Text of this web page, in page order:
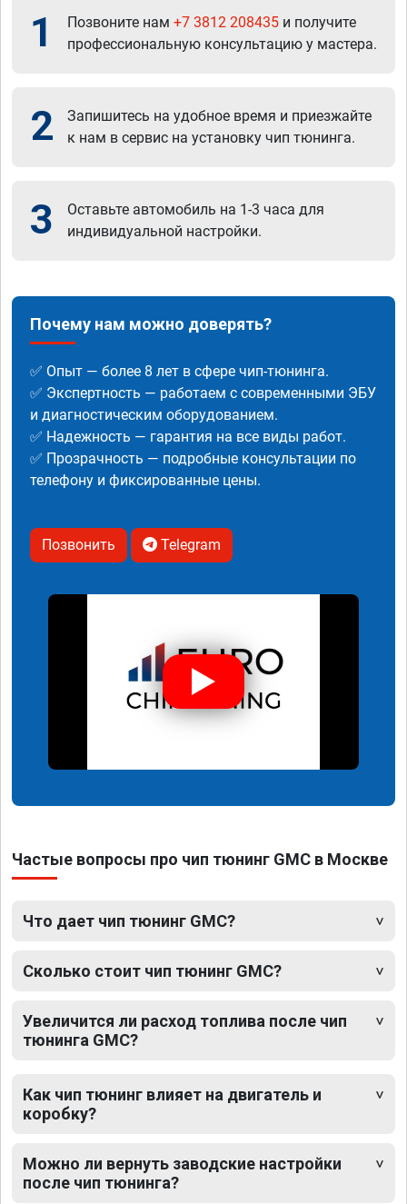
1 Позвоните нам +7 3812 208435 и получите
профессиональную консультацию у мастера.
2
Запишитесь на удобное время и приезжайте
к нам в сервис на установку чип тюнинга.
3
Оставьте автомобиль на 1-3 часа для
индивидуальной настройки.
Почему нам можно доверять?
✅ Опыт — более 8 лет в сфере чип-тюнинга.
✅ Экспертность — работаем с современными ЭБУ
и диагностическим оборудованием.
✅ Надежность — гарантия на все виды работ.
✅ Прозрачность — подробные консультации по
телефону и фиксированные цены.
Позвонить Telegram
Частые вопросы про чип тюнинг GMC в Москве
Что дает чип тюнинг GMC?
Сколько стоит чип тюнинг GMC?
Увеличится ли расход топлива после чип
тюнинга GMC?
Как чип тюнинг влияет на двигатель и
коробку?
Можно ли вернуть заводские настройки
после чип тюнинга?